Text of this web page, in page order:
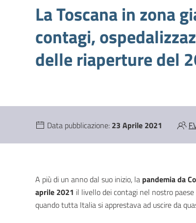
La Toscana in zona
contagi,
delle riaperture del
Data pubblicazione: 23 Aprile 2021
A più di un anno dal suo inizio, la pandemia da
aprile 2021 il livello dei contagi nel nostro
quando tutta Italia si apprestava ad uscire da